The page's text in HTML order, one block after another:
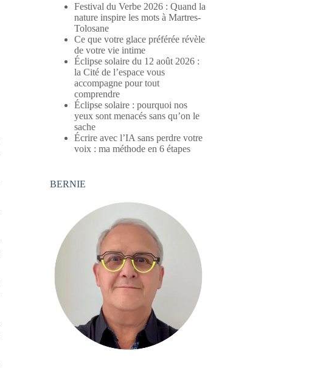
Festival du Verbe 2026 : Quand la
nature inspire les mots à Martres-
Tolosane
Ce que votre glace préférée révèle
de votre vie intime
Éclipse solaire du 12 août 2026 :
la Cité de l’espace vous
accompagne pour tout
comprendre
Éclipse solaire : pourquoi nos
yeux sont menacés sans qu’on le
sache
Écrire avec l’IA sans perdre votre
voix : ma méthode en 6 étapes
BERNIE